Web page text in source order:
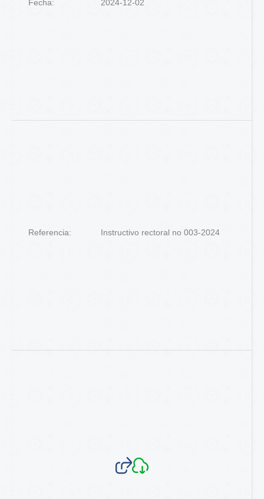
Fecha: 2024-12-02
Referencia: Instructivo rectoral no 003-2024